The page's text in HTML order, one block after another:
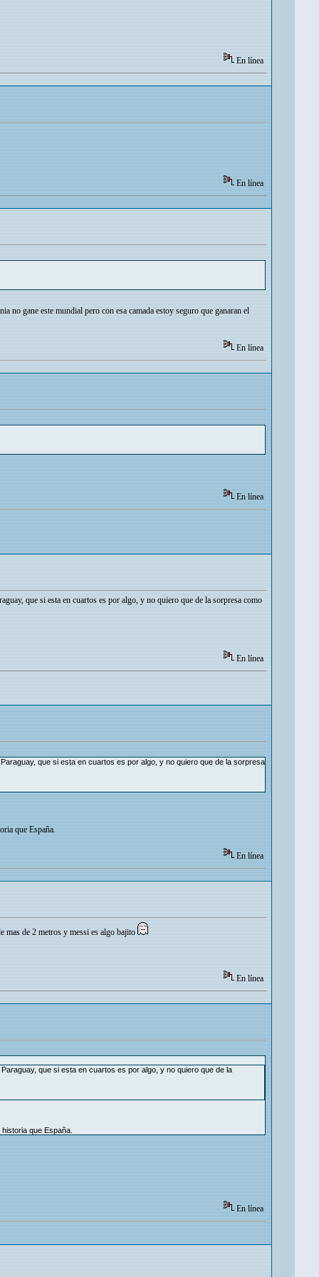
En línea
En línea
no gane este mundial pero con esa camada estoy seguro que ganaran el
En línea
En línea
que si esta en cuartos es por algo, y no quiero que de la sorpresa como
En línea
que si esta en cuartos es por algo, y no quiero que de la sorpresa
que España.
En línea
mas de 2 metros y messi es algo bajito
En línea
que si esta en cuartos es por algo, y no quiero que de la
que España.
En línea